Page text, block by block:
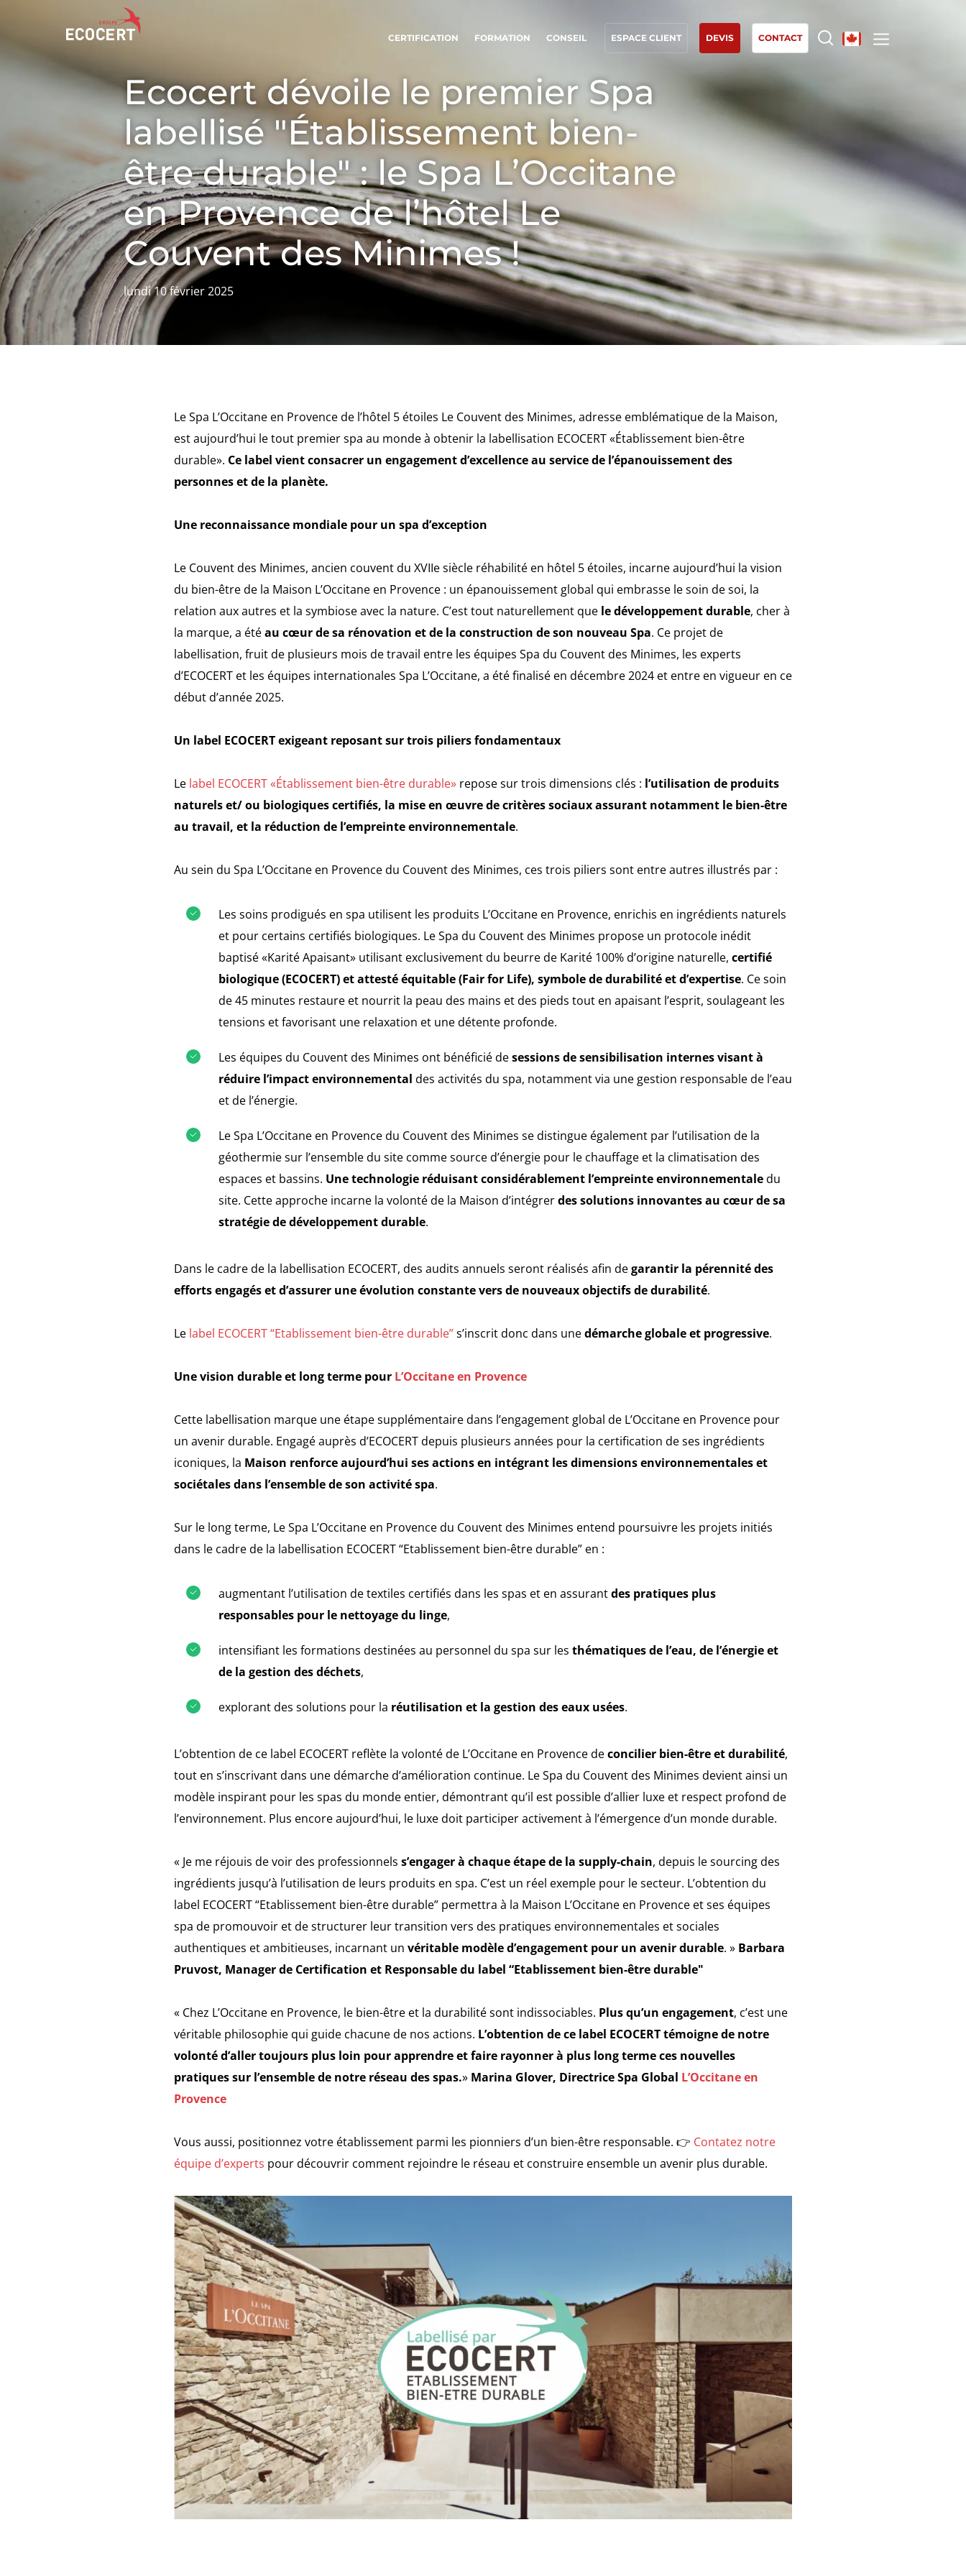
CERTIFICATION FORMATION CONSEIL ESPACE CLIENT DEVIS CONTACT
Certification
Formation
ECOCERT
Qui sommes nous ?
Carrières
NOS ENGAGEMENTS RSE
Agir via nos prestations
S’investir pour notre environnement
Innover avec notre écosystème
NOS SECTEURS D'ACTIVITÉ
Agroalimentaire
Textile
Produits de la maison
Matériaux durables
Agrofourniture
Agriculture biologique
Agriculture durable
Biodiversité et changement climatique
Allégations environnementales
Ecocert dévoile le premier Spa
labellisé "Établissement bien-
être durable" : le Spa L’Occitane
en Provence de l’hôtel Le
Couvent des Minimes !
lundi 10 février 2025
Le Spa L’Occitane en Provence de l’hôtel 5 étoiles Le Couvent des Minimes, adresse emblématique de la Maison,
est aujourd’hui le tout premier spa au monde à obtenir la labellisation ECOCERT «Établissement bien-être
durable». Ce label vient consacrer un engagement d’excellence au service de l’épanouissement des
personnes et de la planète.
Une reconnaissance mondiale pour un spa d’exception
Le Couvent des Minimes, ancien couvent du XVIIe siècle réhabilité en hôtel 5 étoiles, incarne aujourd’hui la vision
du bien-être de la Maison L’Occitane en Provence : un épanouissement global qui embrasse le soin de soi, la
relation aux autres et la symbiose avec la nature. C’est tout naturellement que le développement durable, cher à
la marque, a étéau cœur de sa rénovation et de la construction de son nouveau Spa. Ce projet de
labellisation, fruit de plusieurs mois de travail entre les équipes Spa du Couvent des Minimes, les experts
d’ECOCERT et les équipes internationales Spa L’Occitane, a été finalisé en décembre 2024 et entre en vigueur en ce
début d’année 2025.
Un label ECOCERT exigeant reposant sur trois piliers fondamentaux
Le label ECOCERT «Établissement bien-être durable» repose sur trois dimensions clés : l’utilisation de produits
naturels et/ ou biologiques certifiés, la mise en œuvre de critères sociaux assurant notamment le bien-être
au travail, et la réduction de l’empreinte environnementale.
Au sein du Spa L’Occitane en Provence du Couvent des Minimes, ces trois piliers sont entre autres illustrés par :
Les soins prodigués en spa utilisent les produits L’Occitane en Provence, enrichis en ingrédients naturels
et pour certains certifiés biologiques. Le Spa du Couvent des Minimes propose un protocole inédit
baptisé «Karité Apaisant» utilisant exclusivement du beurre de Karité 100% d’origine naturelle, certifié
biologique (ECOCERT) et attesté équitable (Fair for Life), symbole de durabilité et d’expertise. Ce soin
de 45 minutes restaure et nourrit la peau des mains et des pieds tout en apaisant l’esprit, soulageant les
tensions et favorisant une relaxation et une détente profonde.
Les équipes du Couvent des Minimes ont bénéficié desessions de sensibilisation internes visant à
réduire l’impact environnemental des activités du spa, notamment via une gestion responsable de l’eau
et de l’énergie.
Le Spa L’Occitane en Provence du Couvent des Minimes se distingue également par l’utilisation de la
géothermie sur l’ensemble du site comme source d’énergie pour le chauffage et la climatisation des
espaces et bassins. Une technologie réduisant considérablement l’empreinte environnementaledu
site. Cette approche incarne la volonté de la Maison d’intégrerdes solutions innovantes au cœur de sa
stratégie de développement durable.
Dans le cadre de la labellisation ECOCERT, des audits annuels seront réalisés afin degarantir la pérennité des
efforts engagés et d’assurer une évolution constante vers de nouveaux objectifs de durabilité.
Le label ECOCERT “Etablissement bien-être durable”s’inscrit donc dans unedémarche globale et progressive.
Une vision durable et long terme pour L’Occitane en Provence
Cette labellisation marque une étape supplémentaire dans l’engagement global de L’Occitane en Provence pour
un avenir durable. Engagé auprès d’ECOCERT depuis plusieurs années pour la certification de ses ingrédients
iconiques, la Maison renforce aujourd’hui ses actions en intégrant les dimensions environnementales et
sociétales dans l’ensemble de son activité spa.
Sur le long terme, Le Spa L’Occitane en Provence du Couvent des Minimes entend poursuivre les projets initiés
dans le cadre de la labellisation ECOCERT “Etablissement bien-être durable” en :
augmentant l’utilisation de textiles certifiés dans les spas et en assurantdes pratiques plus
responsables pour le nettoyage du linge,
intensifiant les formations destinées au personnel du spa sur les thématiques de l’eau, de l’énergie et
de la gestion des déchets,
explorant des solutions pour la réutilisation et la gestion des eaux usées.
L’obtention de ce label ECOCERT reflète la volonté de L’Occitane en Provence deconcilier bien-être et durabilité,
tout en s’inscrivant dans une démarche d’amélioration continue. Le Spa du Couvent des Minimes devient ainsi un
modèle inspirant pour les spas du monde entier, démontrant qu’il est possible d’allier luxe et respect profond de
l’environnement. Plus encore aujourd’hui, le luxe doit participer activement à l’émergence d’un monde durable.
« Je me réjouis de voir des professionnels s’engager à chaque étape de la supply-chain, depuis le sourcing des
ingrédients jusqu’à l’utilisation de leurs produits en spa. C’est un réel exemple pour le secteur. L’obtention du
label ECOCERT “Etablissement bien-être durable” permettra à la Maison L’Occitane en Provence et ses équipes
spa de promouvoir et de structurer leur transition vers des pratiques environnementales et sociales
authentiques et ambitieuses, incarnant un véritable modèle d’engagement pour un avenir durable. » Barbara
Pruvost, Manager de Certification et Responsable du label “Etablissement bien-être durable"
« Chez L’Occitane en Provence, le bien-être et la durabilité sont indissociables. Plus qu’un engagement, c’est une
véritable philosophie qui guide chacune de nos actions. L’obtention de ce label ECOCERT témoigne de notre
volonté d’aller toujours plus loin pour apprendre et faire rayonner à plus long terme ces nouvelles
pratiques sur l’ensemble de notre réseau des spas.» Marina Glover, Directrice Spa Global L’Occitane en
Provence
Vous aussi, positionnez votre établissement parmi les pionniers d’un bien-être responsable. 👉 Contatez notre
équipe d’experts pour découvrir comment rejoindre le réseau et construire ensemble un avenir plus durable.